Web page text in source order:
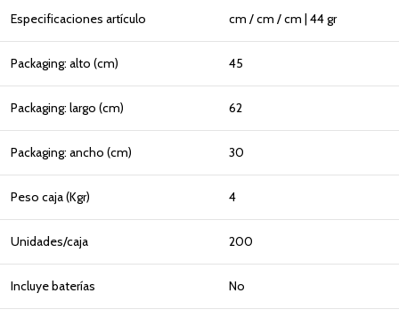
Especificaciones artículo cm / cm / cm | 44 gr
Packaging: alto (cm) 45
Packaging: largo (cm) 62
Packaging: ancho (cm) 30
Peso caja (Kgr) 4
Unidades/caja 200
Incluye baterías No